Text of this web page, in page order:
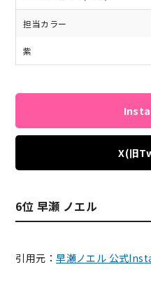
担当カラー
紫
X(旧
6位 早瀬 ノエル
引用元：早瀬ノエル 公式